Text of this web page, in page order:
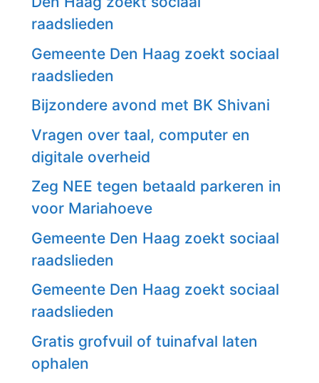
raadslieden
Gemeente Den Haag zoekt sociaal
raadslieden
Bijzondere avond met BK Shivani
Vragen over taal, computer en
digitale overheid
Zeg NEE tegen betaald parkeren in
voor Mariahoeve
Gemeente Den Haag zoekt sociaal
raadslieden
Gemeente Den Haag zoekt sociaal
raadslieden
Gratis grofvuil of tuinafval laten
ophalen